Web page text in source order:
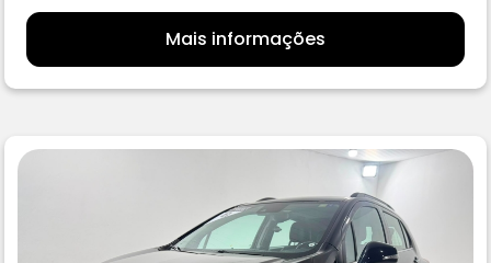
Mais informações